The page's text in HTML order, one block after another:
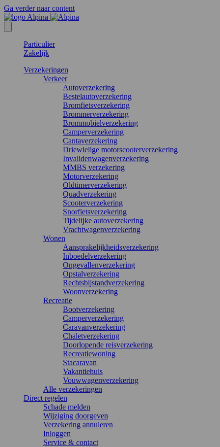
Ga verder naar content
Particulier
Zakelijk
Verzekeringen
Verkeer
Autoverzekering
Bestelautoverzekering
Bromfietsverzekering
Brommerverzekering
Brommobielverzekering
Camperverzekering
Cantaverzekering
Driewielige motorscooterverzekering
Invalidenwagenverzekering
MMBS verzekering
Motorverzekering
Oldtimerverzekering
Quadverzekering
Scooterverzekering
Snorfietsverzekering
Tijdelijke autoverzekering
Vrachtwagenverzekering
Wonen
Aansprakelijkheidsverzekering
Inboedelverzekering
Ongevallenverzekering
Opstalverzekering
Rechtsbijstandverzekering
Woonverzekering
Recreatie
Bootverzekering
Camperverzekering
Caravanverzekering
Chaletverzekering
Doorlopende reisverzekering
Recreatiewoning
Stacaravan
Vakantiehuis
Vouwwagenverzekering
Alle verzekeringen
Direct regelen
Schade melden
Wijziging doorgeven
Verzekering annuleren
Inloggen
Service & contact